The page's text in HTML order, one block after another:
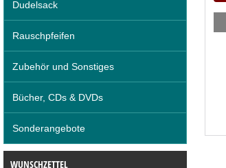
Dudelsack
Rauschpfeifen
Zubehör und Sonstiges
Bücher, CDs & DVDs
Sonderangebote
WUNSCHZETTEL